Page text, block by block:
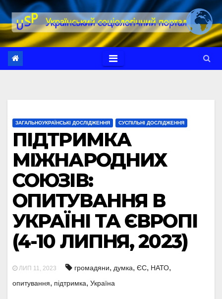
Перейти
до
вмісту
ЗАГАЛЬНОУКРАЇНСЬКІ ДОСЛІДЖЕННЯ СУСПІЛЬНІ ДОСЛІДЖЕННЯ
ПІДТРИМКА
МІЖНАРОДНИХ
СОЮЗІВ:
ОПИТУВАННЯ В
УКРАЇНІ ТА ЄВРОПІ
(4-10 ЛИПНЯ, 2023)
ЛИП 11, 2023 громадяни, думка, ЄС, НАТО,
опитування, підтримка, Україна